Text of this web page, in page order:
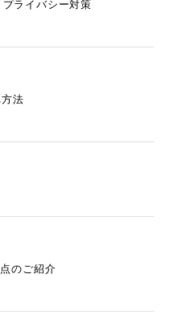
プライバシー対策
法
のご紹介